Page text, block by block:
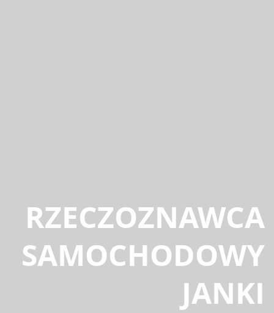
RZECZOZNAWCA
SAMOCHODOWY
JANKI